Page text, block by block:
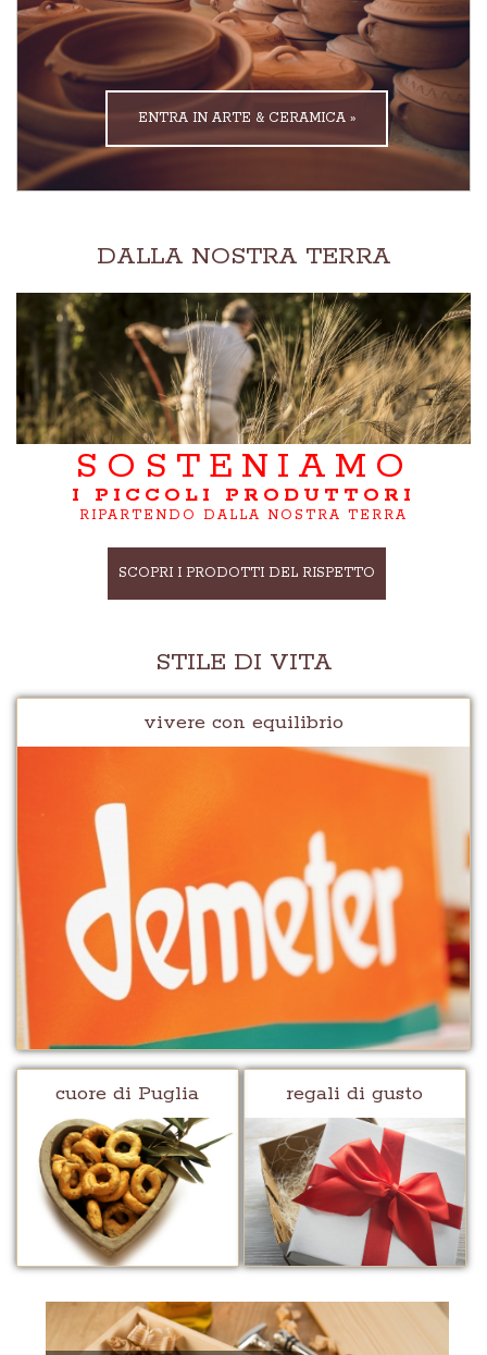
ENTRA IN ARTE & CERAMICA »
DALLA NOSTRA TERRA
SOSTENIAMO
I PICCOLI PRODUTTORI
RIPARTENDO DALLA NOSTRA TERRA
SCOPRI I PRODOTTI DEL RISPETTO
STILE DI VITA
vivere con equilibrio
cuore di Puglia regali di gusto